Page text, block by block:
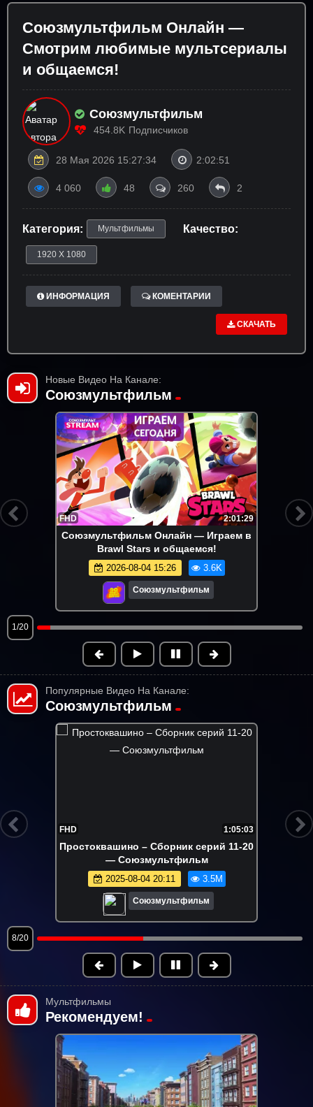
Союзмультфильм Онлайн —
Смотрим любимые мультсериалы
и общаемся!
Союзмультфильм
454.8K Подписчиков
28 Мая 2026 15:27:34 2:02:51
4 060 48 260 2
Категория: Мультфильмы Качество:
1920 X 1080
ИНФОРМАЦИЯ КОМЕНТАРИИ
СКАЧАТЬ
Новые Видео На Канале:
Союзмультфильм
FHD 2:01:29
Союзмультфильм Онлайн — Играем в
Brawl Stars и общаемся!
2026-08-04 15:26 3.6K
Союзмультфильм
1/20
Популярные Видео На Канале:
Союзмультфильм
FHD 7:16
Умка на ёлке
2024-12-19 12:41 3.3M
Союзмультфильм
9/20
Мультфильмы
Рекомендуем!